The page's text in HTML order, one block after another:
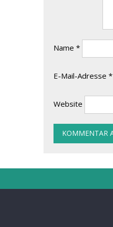
Name *
E-Mail-Adresse *
Website